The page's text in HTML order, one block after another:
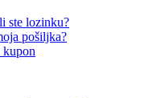
ste lozinku?
pošiljka?
kupon